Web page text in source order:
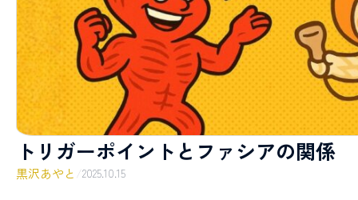
トリガーポイントとファシアの関係
黒沢あやと 2025.10.15